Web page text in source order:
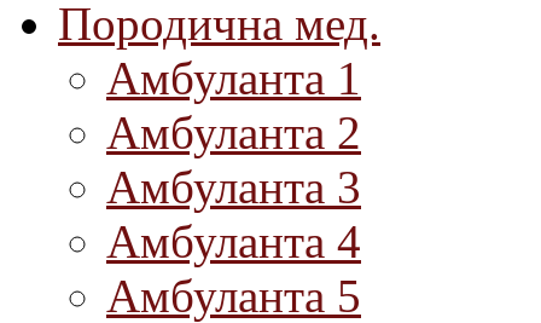
Породична мед.
Амбуланта 1
Амбуланта 2
Амбуланта 3
Амбуланта 4
Амбуланта 5